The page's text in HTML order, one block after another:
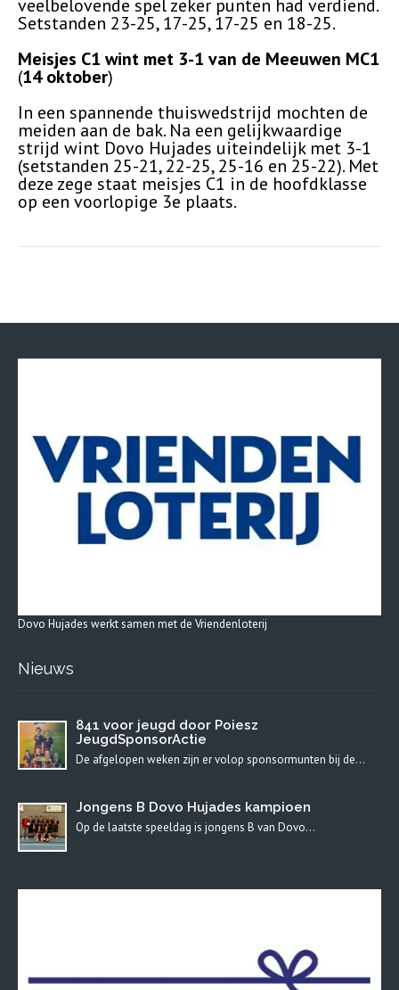
veelbelovende spel zeker punten had verdiend.
Setstanden 23-25, 17-25, 17-25 en 18-25.
Meisjes C1 wint met 3-1 van de Meeuwen MC1
(14 oktober)
In een spannende thuiswedstrijd mochten de
meiden aan de bak. Na een gelijkwaardige
strijd wint Dovo Hujades uiteindelijk met 3-1
(setstanden 25-21, 22-25, 25-16 en 25-22). Met
deze zege staat meisjes C1 in de hoofdklasse
op een voorlopige 3e plaats.
Dovo Hujades werkt samen met de Vriendenloterij
Nieuws
841 voor jeugd door Poiesz
JeugdSponsorActie
De afgelopen weken zijn er volop sponsormunten bij de…
Jongens B Dovo Hujades kampioen
Op de laatste speeldag is jongens B van Dovo…